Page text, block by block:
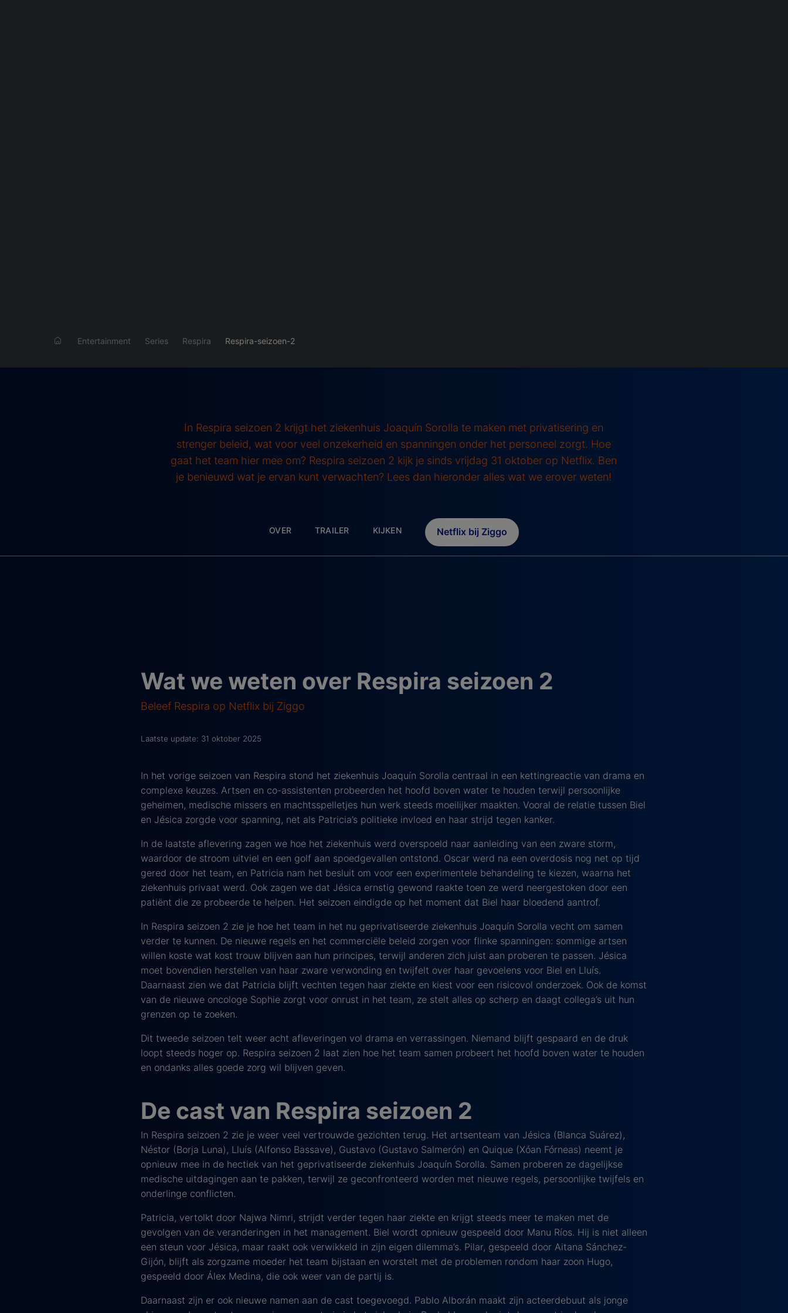
Entertainment Series Respira Respira-seizoen-2
In Respira seizoen 2 krijgt het ziekenhuis Joaquín Sorolla te maken met privatisering en
strenger beleid, wat voor veel onzekerheid en spanningen onder het personeel zorgt. Hoe
gaat het team hier mee om? Respira seizoen 2 kijk je sinds vrijdag 31 oktober op Netflix. Ben
je benieuwd wat je ervan kunt verwachten? Lees dan hieronder alles wat we erover weten!
OVER TRAILER KIJKEN Netflix bij Ziggo
Wat we weten over Respira seizoen 2
Beleef Respira op Netflix bij Ziggo
Laatste update: 31 oktober 2025
In het vorige seizoen van Respira stond het ziekenhuis Joaquín Sorolla centraal in een kettingreactie van drama en
complexe keuzes. Artsen en co-assistenten probeerden het hoofd boven water te houden terwijl persoonlijke
geheimen, medische missers en machtsspelletjes hun werk steeds moeilijker maakten. Vooral de relatie tussen Biel
en Jésica zorgde voor spanning, net als Patricia’s politieke invloed en haar strijd tegen kanker.
In de laatste aflevering zagen we hoe het ziekenhuis werd overspoeld naar aanleiding van een zware storm,
waardoor de stroom uitviel en een golf aan spoedgevallen ontstond. Oscar werd na een overdosis nog net op tijd
gered door het team, en Patricia nam het besluit om voor een experimentele behandeling te kiezen, waarna het
ziekenhuis privaat werd. Ook zagen we dat Jésica ernstig gewond raakte toen ze werd neergestoken door een
patiënt die ze probeerde te helpen. Het seizoen eindigde op het moment dat Biel haar bloedend aantrof.
In Respira seizoen 2 zie je hoe het team in het nu geprivatiseerde ziekenhuis Joaquín Sorolla vecht om samen
verder te kunnen. De nieuwe regels en het commerciële beleid zorgen voor flinke spanningen: sommige artsen
willen koste wat kost trouw blijven aan hun principes, terwijl anderen zich juist aan proberen te passen. Jésica
moet bovendien herstellen van haar zware verwonding en twijfelt over haar gevoelens voor Biel en Lluís.
Daarnaast zien we dat Patricia blijft vechten tegen haar ziekte en kiest voor een risicovol onderzoek. Ook de komst
van de nieuwe oncologe Sophie zorgt voor onrust in het team, ze stelt alles op scherp en daagt collega’s uit hun
grenzen op te zoeken.
Dit tweede seizoen telt weer acht afleveringen vol drama en verrassingen. Niemand blijft gespaard en de druk
loopt steeds hoger op. Respira seizoen 2 laat zien hoe het team samen probeert het hoofd boven water te houden
en ondanks alles goede zorg wil blijven geven.
De cast van Respira seizoen 2
In Respira seizoen 2 zie je weer veel vertrouwde gezichten terug. Het artsenteam van Jésica (Blanca Suárez),
Néstor (Borja Luna), Lluís (Alfonso Bassave), Gustavo (Gustavo Salmerón) en Quique (Xóan Fórneas) neemt je
opnieuw mee in de hectiek van het geprivatiseerde ziekenhuis Joaquín Sorolla. Samen proberen ze dagelijkse
medische uitdagingen aan te pakken, terwijl ze geconfronteerd worden met nieuwe regels, persoonlijke twijfels en
onderlinge conflicten.
Patricia, vertolkt door Najwa Nimri, strijdt verder tegen haar ziekte en krijgt steeds meer te maken met de
gevolgen van de veranderingen in het management. Biel wordt opnieuw gespeeld door Manu Ríos. Hij is niet alleen
een steun voor Jésica, maar raakt ook verwikkeld in zijn eigen dilemma’s. Pilar, gespeeld door Aitana Sánchez-
Gijón, blijft als zorgzame moeder het team bijstaan en worstelt met de problemen rondom haar zoon Hugo,
gespeeld door Álex Medina, die ook weer van de partij is.
Daarnaast zijn er ook nieuwe namen aan de cast toegevoegd. Pablo Alborán maakt zijn acteerdebuut als jonge